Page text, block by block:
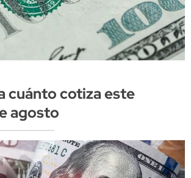
cuánto cotiza este
agosto